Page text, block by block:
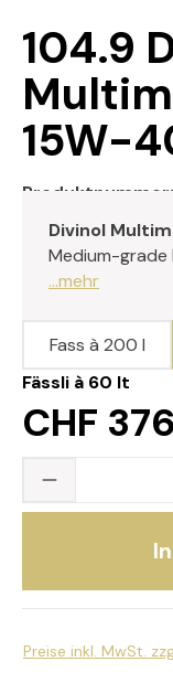
104.9
15W-
Produktnummer:
Divinol
Medium-grade
...mehr
Fässli à 60 lt
CHF
Fass à 200 l
Produkt
Preise inkl. MwSt.